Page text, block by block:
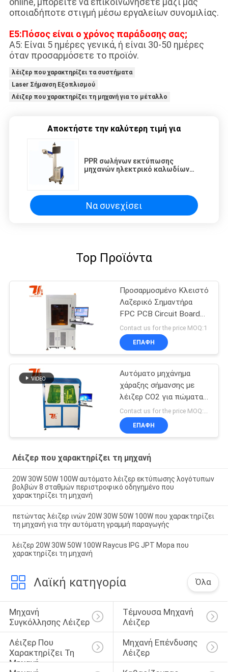
οποιαδήποτε στιγμή μέσω εργαλείων συνομιλίας.
Ε5:Πόσος είναι ο χρόνος παράδοσης σας;
A5: Είναι 5 ημέρες γενικά, ή είναι 30-50 ημέρες
όταν προσαρμόσετε το προϊόν.
λέιζερ που χαρακτηρίζει τα συστήματα
Laser Σήμανση Εξοπλισμού
Λέιζερ που χαρακτηρίζει τη μηχανή για το μέταλλο
Αποκτήστε την καλύτερη τιμή για
PPR σωλήνων εκτύπωσης
μηχανών ηλεκτρικό καλωδίων
προσδιορισμού διπλό που
χαρακτηρίζει τη μηχανή
Να συνεχίσει
Top Προϊόντα
Προσαρμοσμένο Κλειστό
Λαζερικό Σημαντήρα
FPC PCB Circuit Board
QR κωδικός Λαζερική
Σημαντική Μηχανή
Contact us for the price MOQ:1
ΕΠΑΦΉ
Αυτόματο μηχάνημα
χάραξης σήμανσης με
λέιζερ CO2 για πώματα
βύσματος καπακιού
φιαλών ξύλου
ΕΠΑΦΉ
Λέιζερ που χαρακτηρίζει τη μηχανή
20W 30W 50W 100W αυτόματο λέιζερ εκτύπωσης λογότυπων
βολβών 8 σταθμών περιστροφικό οδηγημένο που
χαρακτηρίζει τη μηχανή
πετώντας λέιζερ ινών 20W 30W 50W 100W που χαρακτηρίζει
τη μηχανή για την αυτόματη γραμμή παραγωγής
λέιζερ 20W 30W 50W 100W Raycus IPG JPT Mopa που
χαρακτηρίζει τη μηχανή
Λαϊκή κατηγορία Όλα
Μηχανή
Συγκόλλησης Λέιζερ
Τέμνουσα Μηχανή
Λέιζερ
Λέιζερ Που
Χαρακτηρίζει Τη
Μηχανή
Μηχανή Επένδυσης
Λέιζερ